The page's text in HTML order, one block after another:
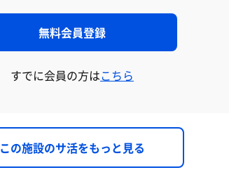
無料会員登録
すでに会員の方はこちら
この施設のサ活をもっと見る